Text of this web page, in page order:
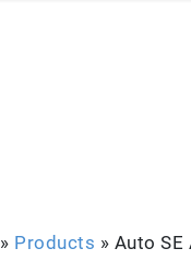
» Products » Auto